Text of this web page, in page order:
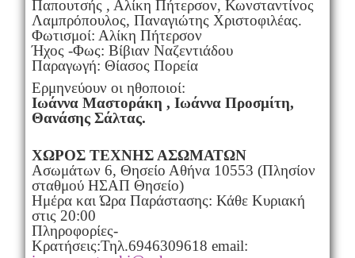
Παπουτσής , Αλίκη Πήτερσον, Κωνσταντίνος
Λαμπρόπουλος, Παναγιώτης Χριστοφιλέας.
Φωτισμοί: Αλίκη Πήτερσον
Ήχος -Φως: Βίβιαν Ναζεντιάδου
Παραγωγή: Θίασος Πορεία
Ερμηνεύουν οι ηθοποιοί:
Ιωάννα Μαστοράκη , Ιωάννα Προσμίτη,
Θανάσης Σάλτας.
ΧΩΡΟΣ ΤΕΧΝΗΣ ΑΣΩΜΑΤΩΝ
Ασωμάτων 6, Θησείο Αθήνα 10553 (Πλησίον
σταθμού ΗΣΑΠ Θησείο)
Ημέρα και Ώρα Παράστασης: Κάθε Κυριακή
στις 20:00
Πληροφορίες-
Kρατήσεις:Τηλ.6946309618 email: